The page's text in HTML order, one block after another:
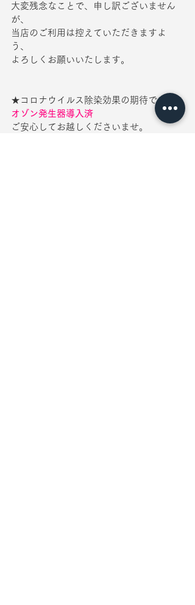
大変残念なことで、申し訳ございません
が、
当店のご利用は控えていただきますよ
う、
よろしくお願いいたします。
★コロナウイルス除染効果の期待できる
オゾン発生器導入済
ご安心してお越しくださいませ。